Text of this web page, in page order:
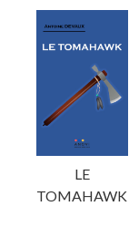
LE
TOMAHAWK